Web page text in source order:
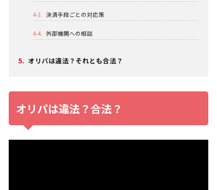
4-3. 決済手段ごとの対応策
4-4. 外部機関への相談
5. オリパは違法？それとも合法？
オリパは違法？合法？